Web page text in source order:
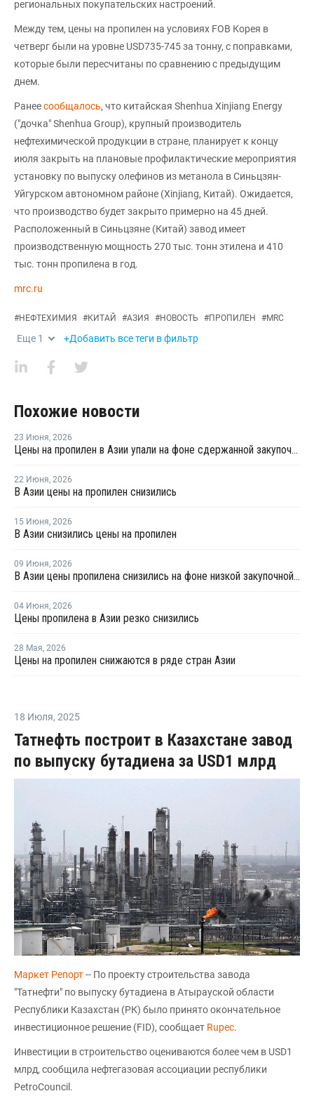
региональных покупательских настроений.
Между тем, цены на пропилен на условиях FOB Корея в
четверг были на уровне USD735-745 за тонну, с поправками,
которые были пересчитаны по сравнению с предыдущим
днем.
Ранеесообщалось, что китайская Shenhua Xinjiang Energy
("дочка" Shenhua Group), крупный производитель
нефтехимической продукции в стране, планирует к концу
июля закрыть на плановые профилактические мероприятия
установку по выпуску олефинов из метанола в Синьцзян-
Уйгурском автономном районе (Xinjiang, Китай). Ожидается,
что производство будет закрыто примерно на 45 дней.
Расположенный в Синьцзяне (Китай) завод имеет
производственную мощность 270 тыс. тонн этилена и 410
тыс. тонн пропилена в год.
mrc.ru
#НЕФТЕХИМИЯ #КИТАЙ #АЗИЯ #НОВОСТЬ #ПРОПИЛЕН #MRC
Еще 1 +Добавить все теги в фильтр
Похожие новости
23 Июня, 2026
Цены на пропилен в Азии упали на фоне сдержанной закупочной активности
22 Июня, 2026
В Азии цены на пропилен снизились
15 Июня, 2026
В Азии снизились цены на пропилен
09 Июня, 2026
В Азии цены пропилена снизились на фоне низкой закупочной активности
04 Июня, 2026
Цены пропилена в Азии резко снизились
28 Мая, 2026
Цены на пропилен снижаются в ряде стран Азии
18 Июля, 2025
Татнефть построит в Казахстане завод
по выпуску бутадиена за USD1 млрд
Маркет Репорт-- По проекту строительства завода
"Татнефти" по выпуску бутадиена в Атырауской области
Республики Казахстан (РК) было принято окончательное
инвестиционное решение (FID), сообщает Rupec.
Инвестиции в строительство оцениваются более чем в USD1
млрд, сообщила нефтегазовая ассоциации республики
PetrоCouncil.